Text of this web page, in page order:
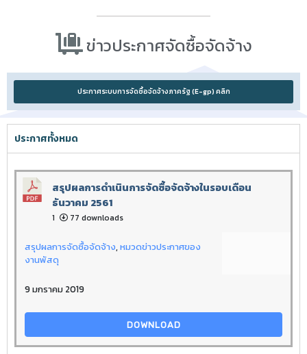
ข่าวประกาศจัดซื้อจัดจ้าง​
ประกาศระบบการจัดซื้อจัดจ้างภาครัฐ (E-gp) คลิก
ประกาศทั้งหมด
สรุปผลการดำเนินการจัดซื้อจัดจ้างในรอบเดือน
ธันวาคม 2561
1 77 downloads
สรุปผลการจัดซื้อจัดจ้าง,หมวดข่าวประกาศของ
งานพัสดุ
9 มกราคม 2019
DOWNLOAD